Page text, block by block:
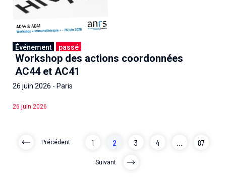
Événement passé
Workshop des actions coordonnées
AC44 et AC41
26 juin 2026 - Paris
26 juin 2026
Précédent 1 2 3 4 87
Suivant